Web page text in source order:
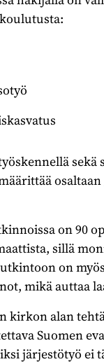
osaltaan
on 90
sillä
on
mikä auttaa
kirkon alan
Suomen
järjestötyö ei